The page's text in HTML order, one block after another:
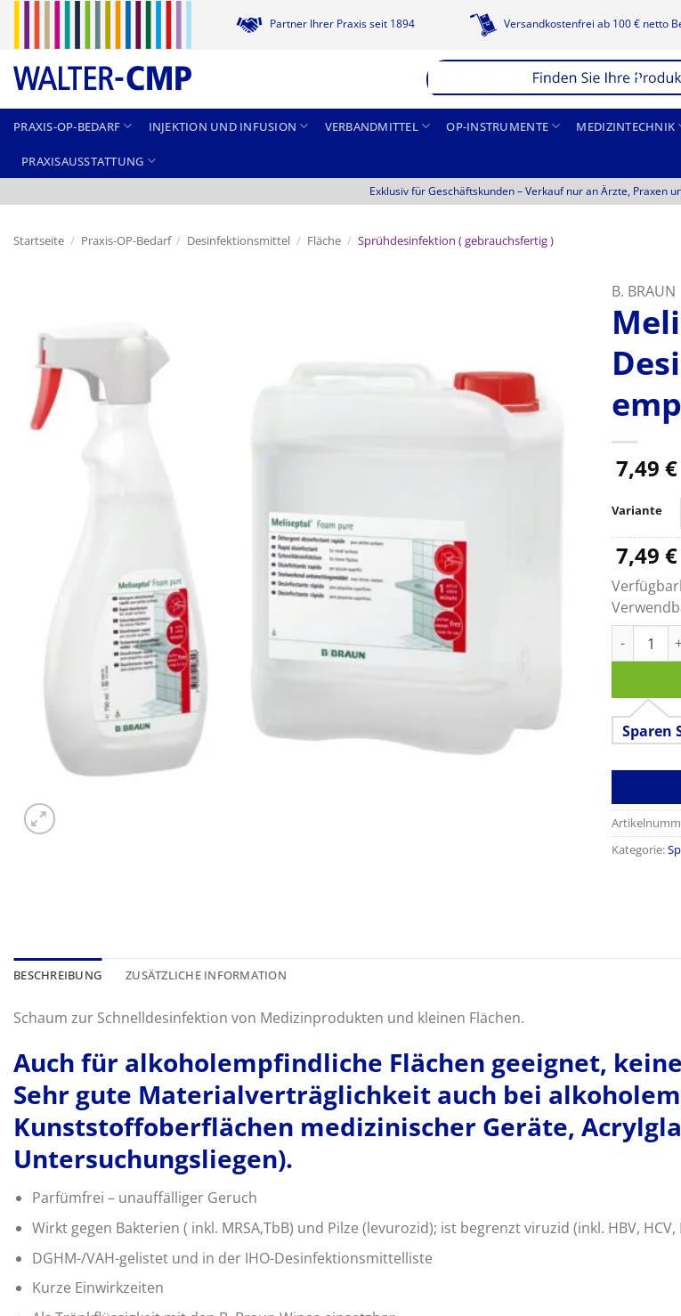
springen
Partner Ihrer Praxis seit 1894 Versandkostenfrei ab 100 € netto
PRAXIS-OP-BEDARF INJEKTION UND INFUSION VERBANDMITTEL OP-INSTRUMENTE MEDIZINTECHNIK
PRAXISAUSSTATTUNG
Exklusiv für Geschäftskunden –Verkauf nur an Ärzte, Praxen
Startseite / Praxis-OP-Bedarf / Desinfektionsmittel / Fläche / Sprühdesinfektion ( gebrauchsfertig )
B. BRAUN
7,49 €
Variante
7,49 €
Sparen
Kategorie:
BESCHREIBUNG ZUSÄTZLICHE INFORMATION
Schaum zur Schnelldesinfektion von Medizinprodukten und kleinen Flächen.
Auch für alkoholempfindliche Flächen geeignet,
Sehr gute Materialverträglichkeit auch bei
Kunststoffoberflächen medizinischer Geräte,
Untersuchungsliegen).
Parfümfrei – unauffälliger Geruch
Wirkt gegen Bakterien ( inkl. MRSA,TbB) und Pilze (levurozid); ist begrenzt viruzid (inkl. HBV,
DGHM-/VAH-gelistet und in der IHO-Desinfektionsmittelliste
Kurze Einwirkzeiten